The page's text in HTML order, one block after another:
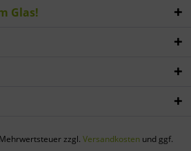
Glas!
zzgl. Versandkosten und ggf.